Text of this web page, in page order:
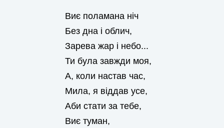
Виє поламана ніч
Без дна і облич,
Зарева жар і небо...
Ти була завжди моя,
А, коли настав час,
Мила, я віддав усе,
Аби стати за тебе,
Виє туман,